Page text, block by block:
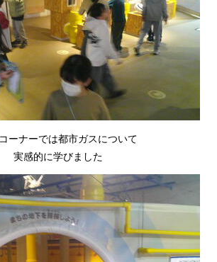
ーナーでは都市ガスについて
実感的に学びました